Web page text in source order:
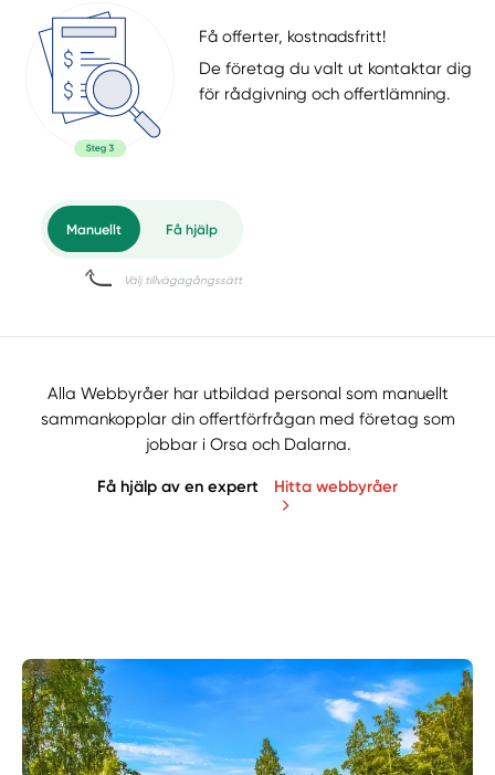
Få offerter, kostnadsfritt!
De företag du valt ut kontaktar dig
för rådgivning och offertlämning.
Manuellt Få hjälp
Alla Webbyråer har utbildad personal som manuellt
sammankopplar din offertförfrågan med företag som
jobbar i Orsa och Dalarna.
Få hjälp av en expert Hitta webbyråer